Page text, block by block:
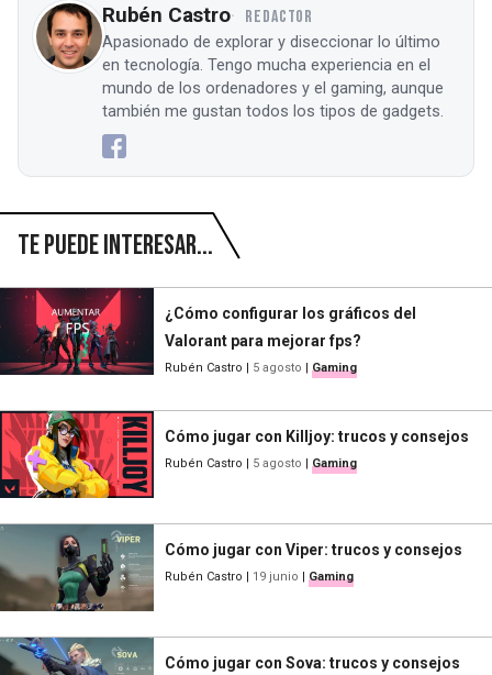
Rubén Castro REDACTOR
Apasionado de explorar y diseccionar lo último
en tecnología. Tengo mucha experiencia en el
mundo de los ordenadores y el gaming, aunque
también me gustan todos los tipos de gadgets.
Te puede interesar...
¿Cómo configurar los gráficos del
Valorant para mejorar fps?
Rubén Castro 5 agosto Gaming
Cómo jugar con Killjoy: trucos y consejos
Rubén Castro 5 agosto Gaming
Cómo jugar con Viper: trucos y consejos
Rubén Castro 19 junio Gaming
Cómo jugar con Sova: trucos y consejos